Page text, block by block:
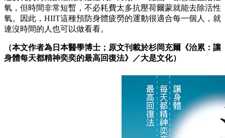
氧，但時間非常短暫，不必耗費太多抗壓荷爾蒙就能去除活性
氧。因此，HIIT這種預防身體疲勞的運動很適合每一個人，就
連沒時間的人也可以做看看。
（本文作者為日本醫學博士；原文刊載於杉岡充爾《治累：讓
身體每天都精神奕奕的最高回復法》／大是文化）